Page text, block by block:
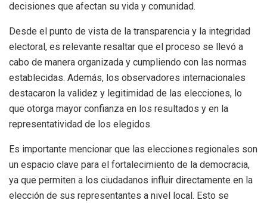
decisiones que afectan su vida y comunidad.
Desde el punto de vista de la transparencia y la integridad
electoral, es relevante resaltar que el proceso se llevó a
cabo de manera organizada y cumpliendo con las normas
establecidas. Además, los observadores internacionales
destacaron la validez y legitimidad de las elecciones, lo
que otorga mayor confianza en los resultados y en la
representatividad de los elegidos.
Es importante mencionar que las elecciones regionales son
un espacio clave para el fortalecimiento de la democracia,
ya que permiten a los ciudadanos influir directamente en la
elección de sus representantes a nivel local. Esto se